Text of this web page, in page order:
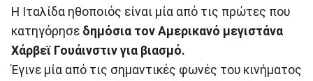
Η Ιταλίδα ηθοποιός είναι μία από τις πρώτες που
κατηγόρησε δημόσια τον Αμερικανό μεγιστάνα
Χάρβεϊ Γουάινστιν για βιασμό.
Έγινε μία από τις σημαντικές φωνές του κινήματος